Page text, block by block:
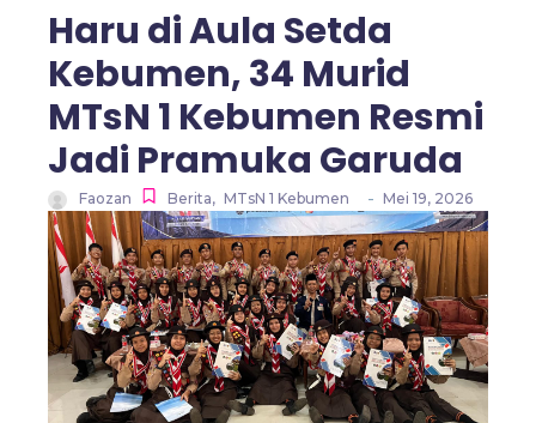
Haru di Aula Setda
Kebumen, 34 Murid
MTsN 1 Kebumen Resmi
Jadi Pramuka Garuda
Faozan Berita, MTsN 1 Kebumen - Mei 19, 2026